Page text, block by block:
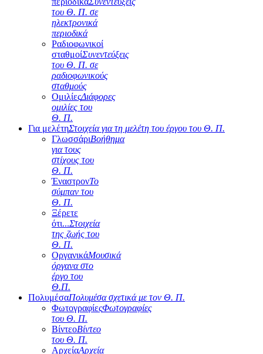
του Θ. Π. σε
ηλεκτρονικά
περιοδικά
Ραδιοφωνικοί
σταθμοίΣυνεντεύξεις
του Θ. Π. σε
ραδιοφωνικούς
σταθμούς
ΟμιλίεςΔιάφορες
ομιλίες του
Θ. Π.
Για μελέτηΣτοιχεία για τη μελέτη του έργου του Θ. Π.
ΓλωσσάριΒοήθημα
για τους
στίχους του
Θ. Π.
ΈναστρονΤο
σύμπαν του
Θ. Π.
Ξέρετε
ότι...Στοιχεία
της ζωής του
Θ. Π.
ΟργανικάΜουσικά
όργανα στο
έργο του
Θ.Π.
ΠολυμέσαΠολυμέσα σχετικά με τον Θ. Π.
ΦωτογραφίεςΦωτογραφίες
του Θ. Π.
ΒίντεοΒίντεο
του Θ. Π.
ΑρχείαΑρχεία